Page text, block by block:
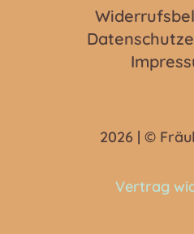
2026 | ©
Vertrag